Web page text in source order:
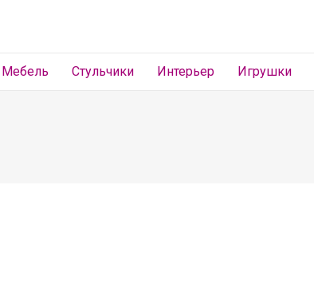
Мебель Стульчики Интерьер Игрушки